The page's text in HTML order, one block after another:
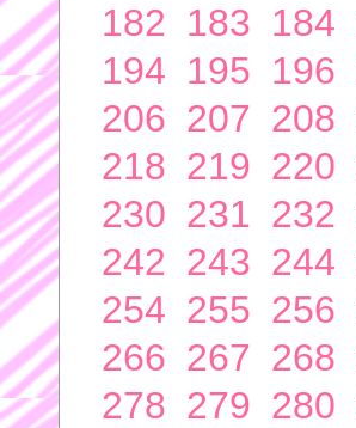
182 183 184
194 195 196
206 207 208
218 219 220
230 231 232
242 243 244
254 255 256
266 267 268
278 279 280